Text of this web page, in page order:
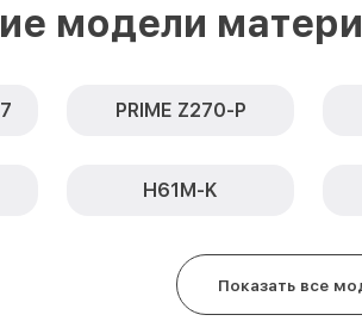
модели
PRIME Z270-P
H61M-K
Показать все